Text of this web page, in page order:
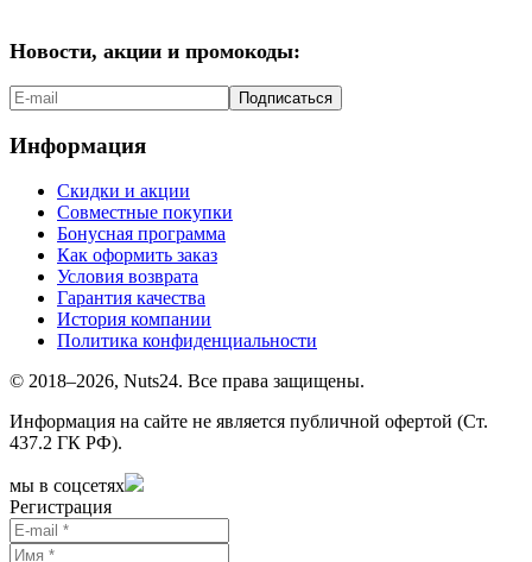
Новости, акции и промокоды:
Подписаться
Информация
Скидки и акции
Совместные покупки
Бонусная программа
Как оформить заказ
Условия возврата
Гарантия качества
История компании
Политика конфиденциальности
© 2018–2026, Nuts24. Все права защищены.
Информация на сайте не является публичной офертой (Ст.
437.2 ГК РФ).
мы в соцсетях
Регистрация